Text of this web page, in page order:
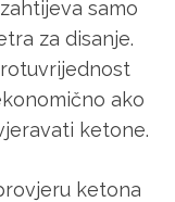
samo
za disanje.
ako
ketone.
ketona